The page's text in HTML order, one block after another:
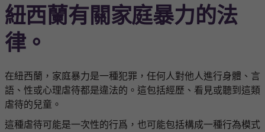
紐西蘭有關家庭暴力的法
律。
在紐西蘭，家庭暴力是一種犯罪，任何人對他人進行身體、言
語、性或心理虐待都是違法的。這包括經歷、看見或聽到這類
虐待的兒童。
這種虐待可能是一次性的行爲，也可能包括構成一種行為模式